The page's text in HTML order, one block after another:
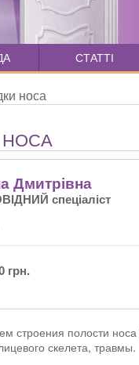
СТАТТІ
носа
Дмитрівна
спеціаліст
грн.
строения полости
скелета, травмы.